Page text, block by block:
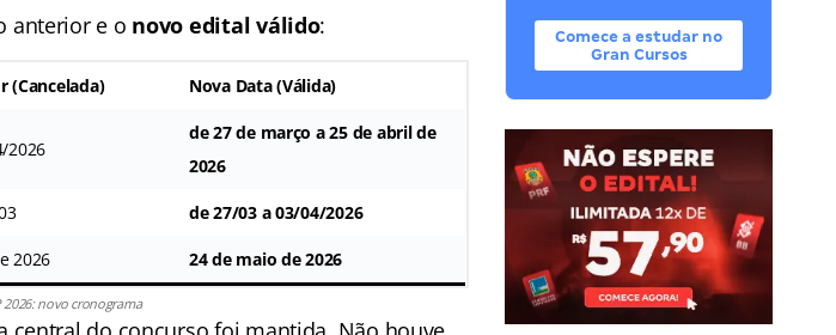
anterior e o novo edital válido:
(Cancelada) Nova Data (Válida)
2026
de 27 de março a 25 de abril de
2026
de 27/03 a 03/04/2026
2026 24 de maio de 2026
2026: novo cronograma
Comece a estudar no
Gran Cursos